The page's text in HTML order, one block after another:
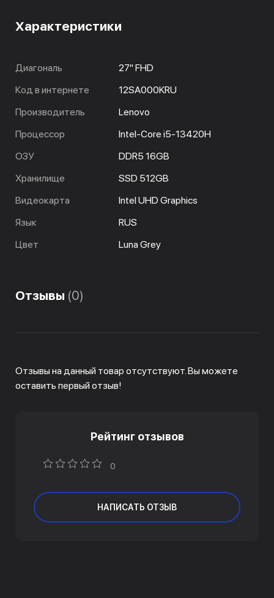
Характеристики
Диагональ
27" FHD
Код в интернете
12SA000KRU
Производитель
Lenovo
Процессор
Intel-Core i5-13420H
ОЗУ
DDR5 16GB
Хранилище
SSD 512GB
Видеокарта
Intel UHD Graphics
Язык
RUS
Цвет
Luna Grey
Отзывы (0)
Отзывы на данный товар отсутствуют. Вы можете
оставить первый отзыв!
Рейтинг отзывов
0
НАПИСАТЬ ОТЗЫВ